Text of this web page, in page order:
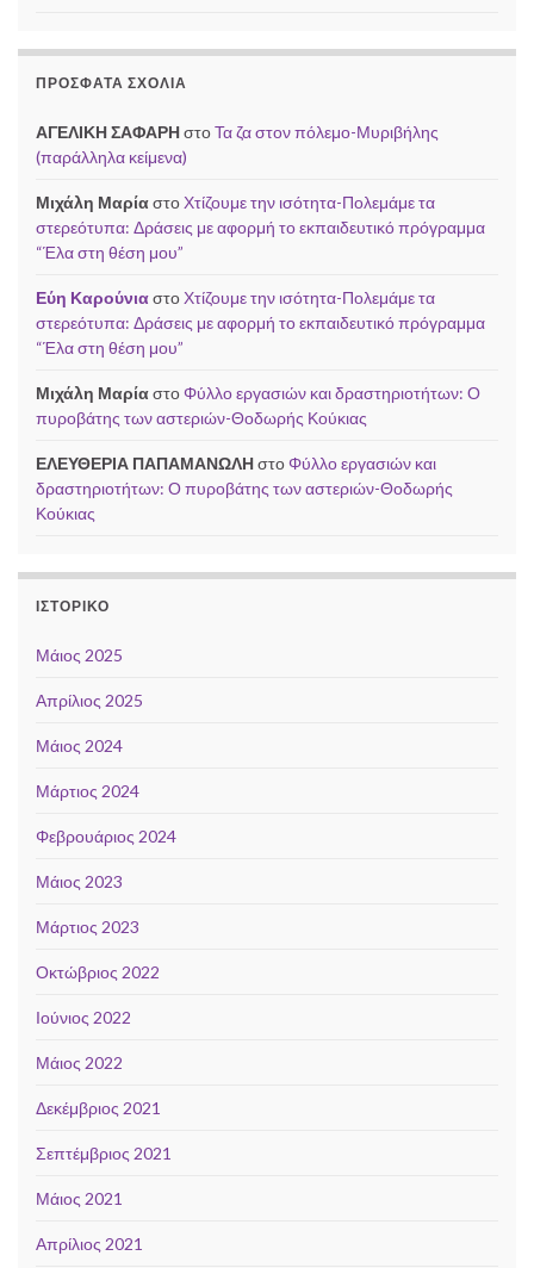
ΠΡΌΣΦΑΤΑ ΣΧΌΛΙΑ
ΑΓΕΛΙΚΗ ΣΑΦΑΡΗστοΤα ζα στον πόλεμο-Μυριβήλης
(παράλληλα κείμενα)
Μιχάλη Μαρίαστο Χτίζουμε την ισότητα-Πολεμάμε τα
στερεότυπα: Δράσεις με αφορμή το εκπαιδευτικό πρόγραμμα
“Έλα στη θέση μου”
Εύη Καρούνιαστο Χτίζουμε την ισότητα-Πολεμάμε τα
στερεότυπα: Δράσεις με αφορμή το εκπαιδευτικό πρόγραμμα
“Έλα στη θέση μου”
Μιχάλη ΜαρίαστοΦύλλο εργασιών και δραστηριοτήτων: Ο
πυροβάτης των αστεριών-Θοδωρής Κούκιας
ΕΛΕΥΘΕΡΙΑ ΠΑΠΑΜΑΝΩΛΗστοΦύλλο εργασιών και
δραστηριοτήτων: Ο πυροβάτης των αστεριών-Θοδωρής
Κούκιας
ΙΣΤΟΡΙΚΌ
Μάιος 2025
Απρίλιος 2025
Μάιος 2024
Μάρτιος 2024
Φεβρουάριος 2024
Μάιος 2023
Μάρτιος 2023
Οκτώβριος 2022
Ιούνιος 2022
Μάιος 2022
Δεκέμβριος 2021
Σεπτέμβριος 2021
Μάιος 2021
Απρίλιος 2021